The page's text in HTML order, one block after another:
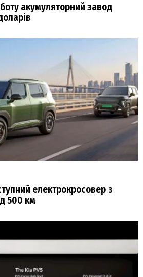
акумуляторний завод
електрокросовер з
500 км